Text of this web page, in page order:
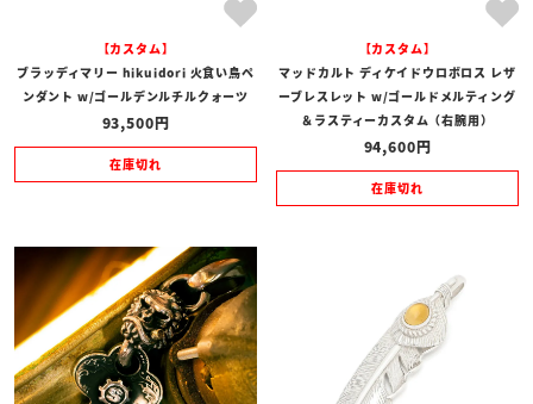
【カスタム】
ブラッディマリー hikuidori 火食い鳥ペ
ンダント w/ゴールデンルチルクォーツ
93,500
在庫切れ
【カスタム】
マッドカルト ディケイドウロボロス レザ
ーブレスレット w/ゴールドメルティング
＆ラスティーカスタム（右腕用）
94,600
在庫切れ